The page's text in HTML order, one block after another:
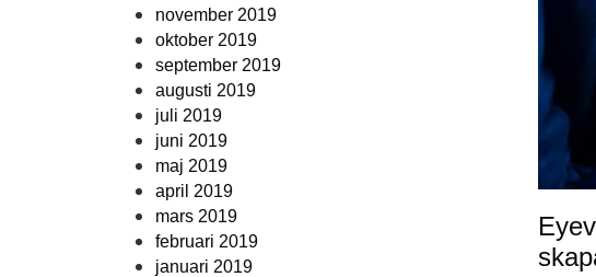
november 2019
oktober 2019
september 2019
augusti 2019
juli 2019
juni 2019
maj 2019
april 2019
mars 2019
februari 2019
januari 2019